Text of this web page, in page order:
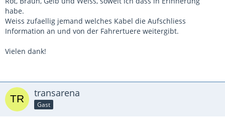
habe.
Weiss zufaellig jemand welches Kabel die Aufschliess
Information an und von der Fahrertuere weitergibt.
Vielen dank!
transarena
Gast